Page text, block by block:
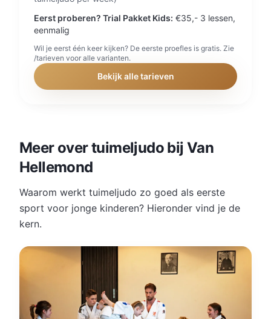
Eerst proberen? Trial Pakket Kids: €35,- 3 lessen,
eenmalig
Wil je eerst één keer kijken? De eerste proefles is gratis. Zie
/tarieven voor alle varianten.
Bekijk alle tarieven
Meer over tuimeljudo bij Van
Hellemond
Waarom werkt tuimeljudo zo goed als eerste
sport voor jonge kinderen? Hieronder vind je de
kern.